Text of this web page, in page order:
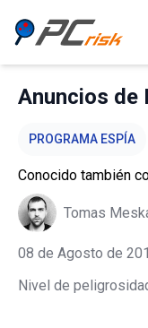
Anuncios de
PROGRAMA ESPÍA
Conocido también
Tomas
08 de Agosto de
Nivel de